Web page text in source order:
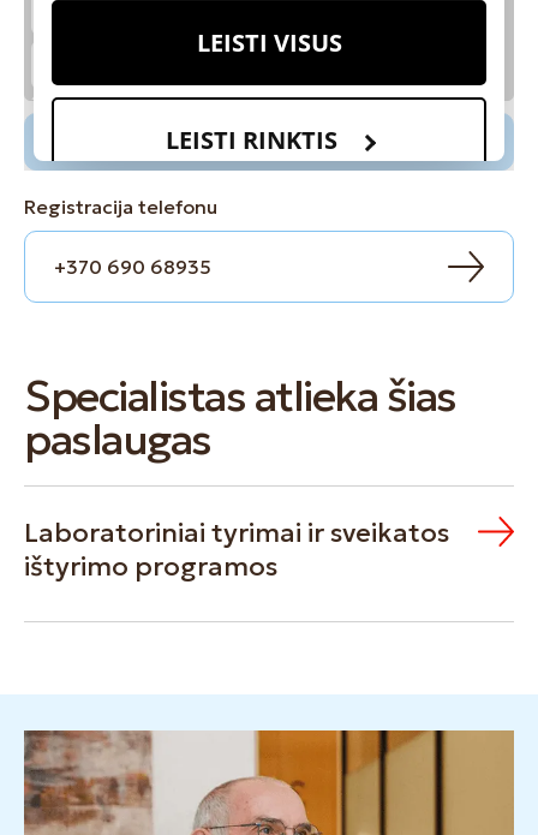
Registracija telefonu
+370 690 68935
Specialistas atlieka šias
paslaugas
Laboratoriniai tyrimai ir sveikatos
ištyrimo programos